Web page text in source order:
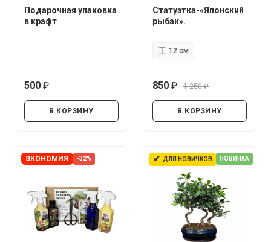
Подарочная упаковка
в крафт
500
В КОРЗИНУ
Статуэтка-«Японский
рыбак».
12 см
850
1 250
В КОРЗИНУ
ЭКОНОМИЯ -32% ✔ ДЛЯ НОВИЧКОВ НОВИНКА